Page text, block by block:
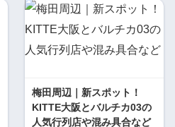
梅田周辺｜新スポット！
KITTE大阪とバルチカ03の
人気行列店や混み具合など